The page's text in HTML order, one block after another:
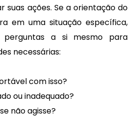
suas ações. Se a orientação do
em uma situação específica,
perguntas a si mesmo para
necessárias:
com isso?
ou inadequado?
não agisse?